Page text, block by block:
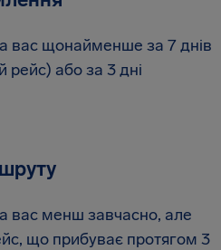
вас щонайменше за 7 днів
або за 3 дні
вас менш завчасно, але
що прибуває протягом 3